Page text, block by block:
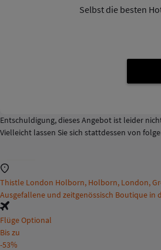
Selbst die besten
Entschuldigung, dieses Angebot ist leider
Vielleicht lassen Sie sich stattdessen von
Thistle London Holborn, Holborn, London,
Ausgefallene und zeitgenössisch Boutique in
Flüge Optional
Bis zu
-53%